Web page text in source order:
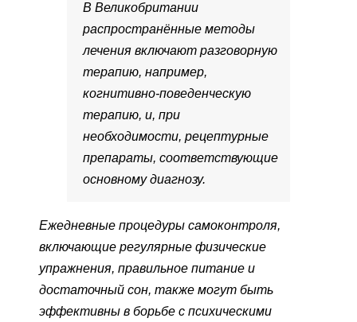
В Великобритании
распространённые методы
лечения включают разговорную
терапию, например,
когнитивно-поведенческую
терапию, и, при
необходимости, рецептурные
препараты, соответствующие
основному диагнозу.
Ежедневные процедуры самоконтроля,
включающие регулярные физические
упражнения, правильное питание и
достаточный сон, также могут быть
эффективны в борьбе с психическими